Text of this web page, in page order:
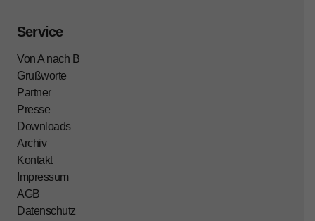
Service
Von A nach B
Grußworte
Partner
Presse
Downloads
Archiv
Kontakt
Impressum
AGB
Datenschutz